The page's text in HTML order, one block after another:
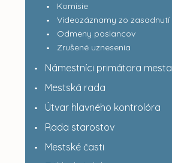
Komisie
Videozáznamy zo zasadnutí
Odmeny poslancov
Zrušené uznesenia
Námestníci primátora mesta
Mestská rada
Útvar hlavného kontrolóra
Rada starostov
Mestské časti